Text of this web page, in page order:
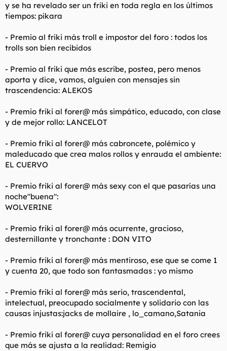
y se ha revelado ser un friki en toda regla en los últimos
tiempos: pikara
- Premio al friki más troll e impostor del foro : todos los
trolls son bien recibidos
- Premio al friki que más escribe, postea, pero menos
aporta y dice, vamos, alguien con mensajes sin
trascendencia: ALEKOS
- Premio friki al forer@ más simpático, educado, con clase
y de mejor rollo: LANCELOT
- Premio friki al forer@ más cabroncete, polémico y
maleducado que crea malos rollos y enrauda el ambiente:
EL CUERVO
- Premio friki al forer@ más sexy con el que pasarías una
noche"buena":
WOLVERINE
- Premio friki al forer@ más ocurrente, gracioso,
desternillante y tronchante : DON VITO
- Premio friki al forer@ más mentiroso, ese que se come 1
y cuenta 20, que todo son fantasmadas : yo mismo
- Premio friki al forer@ más serio, trascendental,
intelectual, preocupado socialmente y solidario con las
causas injustas:jacks de mollaire , lo_camano,Satania
- Premio friki al forer@ cuya personalidad en el foro crees
que más se ajusta a la realidad: Remigio